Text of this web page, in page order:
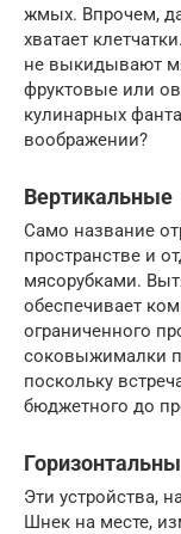
жмых. Впрочем,
хватает
не выкидывают
фруктовые или
кулинарных
воображении?
Вертикальные
Само название
пространстве и
мясорубками.
обеспечивает
ограниченного
соковыжималки
поскольку
бюджетного до
Эти устройства,
Шнек на месте,